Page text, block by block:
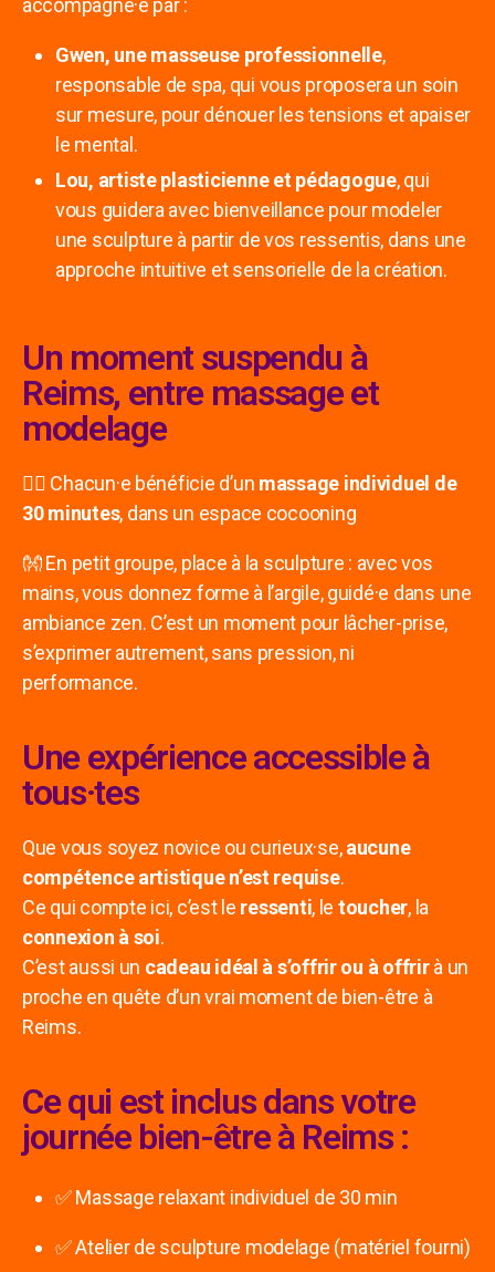
accompagné·e par :
Gwen, une masseuse professionnelle,
responsable de spa, qui vous proposera un soin
sur mesure, pour dénouer les tensions et apaiser
le mental.
Lou, artiste plasticienne et pédagogue, qui
vous guidera avec bienveillance pour modeler
une sculpture à partir de vos ressentis, dans une
approche intuitive et sensorielle de la création.
Un moment suspendu à
Reims, entre massage et
modelage
🧘‍♀️ Chacun·e bénéficie d’un massage individuel de
30 minutes, dans un espace cocooning
👐 En petit groupe, place à la sculpture : avec vos
mains, vous donnez forme à l’argile, guidé·e dans une
ambiance zen. C’est un moment pour lâcher-prise,
s’exprimer autrement, sans pression, ni
performance.
Une expérience accessible à
tous·tes
Que vous soyez novice ou curieux·se,aucune
compétence artistique n’est requise.
Ce qui compte ici, c’est le ressenti, le toucher, la
connexion à soi.
C’est aussi un cadeau idéal à s’offrir ou à offrirà un
proche en quête d’un vrai moment de bien-être à
Reims.
Ce qui est inclus dans votre
journée bien-être à Reims :
✅ Massage relaxant individuel de 30 min
✅ Atelier de sculpture modelage (matériel fourni)